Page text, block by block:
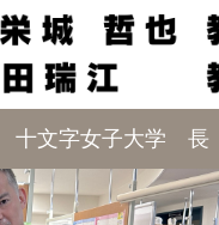
十文字女子大学 長